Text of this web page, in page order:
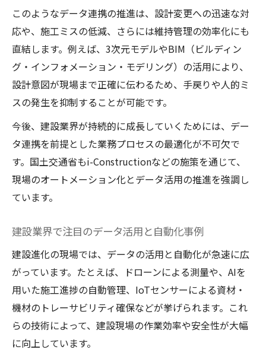
このようなデータ連携の推進は、設計変更への迅速な対
応や、施工ミスの低減、さらには維持管理の効率化にも
直結します。例えば、3次元モデルやBIM（ビルディン
グ・インフォメーション・モデリング）の活用により、
設計意図が現場まで正確に伝わるため、手戻りや人的ミ
スの発生を抑制することが可能です。
今後、建設業界が持続的に成長していくためには、デー
タ連携を前提とした業務プロセスの最適化が不可欠で
す。国土交通省もi-Constructionなどの施策を通じて、
現場のオートメーション化とデータ活用の推進を強調し
ています。
建設業界で注目のデータ活用と自動化事例
建設進化の現場では、データの活用と自動化が急速に広
がっています。たとえば、ドローンによる測量や、AIを
用いた施工進捗の自動管理、IoTセンサーによる資材・
機材のトレーサビリティ確保などが挙げられます。これ
らの技術によって、建設現場の作業効率や安全性が大幅
に向上しています。